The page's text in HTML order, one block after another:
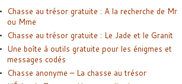
Chasse au trésor gratuite : A la recherche de Mr
ou Mme
Chasse au trésor gratuite : Le Jade et le Granit
Une boîte à outils gratuite pour les énigmes et
messages codés
Chasse anonyme – La chasse au trésor